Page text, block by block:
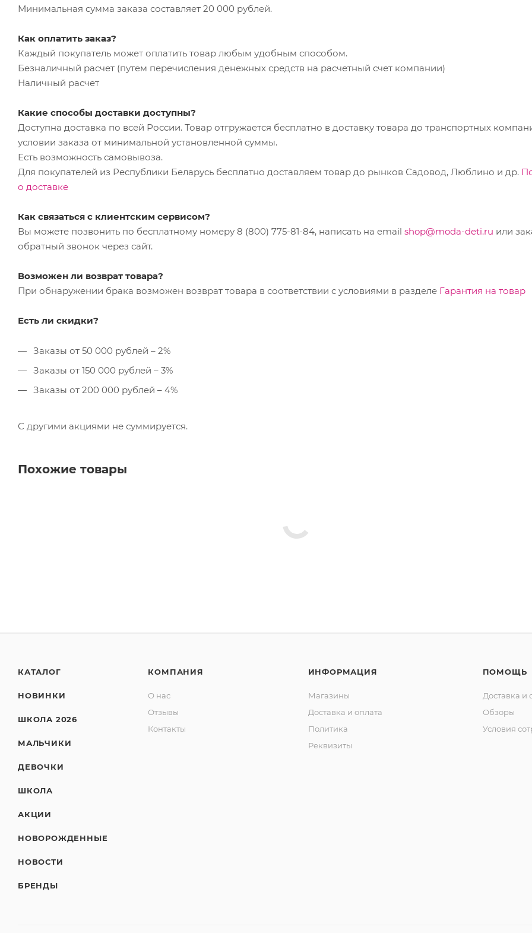
Минимальная сумма заказа составляет 20 000 рублей.
Как оплатить заказ?
Каждый покупатель может оплатить товар любым удобным способом.
Безналичный расчет (путем перечисления денежных средств на расчетный счет компании)
Наличный расчет
Какие способы доставки доступны?
Доступна доставка по всей России. Товар отгружается бесплатно в доставку товара до транспортных
условии заказа от минимальной установленной суммы.
Есть возможность самовывоза.
Для покупателей из Республики Беларусь бесплатно доставляем товар до рынков Садовод, Люблино и др.
о доставке
Как связаться с клиентским сервисом?
Вы можете позвонить по бесплатному номеру 8 (800) 775-81-84, написать на email shop@moda-deti.ru или
обратный звонок через сайт.
Возможен ли возврат товара?
При обнаружении брака возможен возврат товара в соответствии с условиями в разделе Гарантия на товар
Есть ли скидки?
Заказы от 50 000 рублей – 2%
Заказы от 150 000 рублей – 3%
Заказы от 200 000 рублей – 4%
С другими акциями не суммируется.
Похожие товары
КАТАЛОГ
НОВИНКИ
ШКОЛА 2026
МАЛЬЧИКИ
ДЕВОЧКИ
ШКОЛА
АКЦИИ
НОВОРОЖДЕННЫЕ
НОВОСТИ
БРЕНДЫ
КОМПАНИЯ
О нас
Отзывы
Контакты
ИНФОРМАЦИЯ
Магазины
Доставка и оплата
Политика
Реквизиты
ПОМОЩЬ
Доставка и
Обзоры
Условия